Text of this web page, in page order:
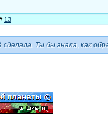
13
Ты бы знала, как